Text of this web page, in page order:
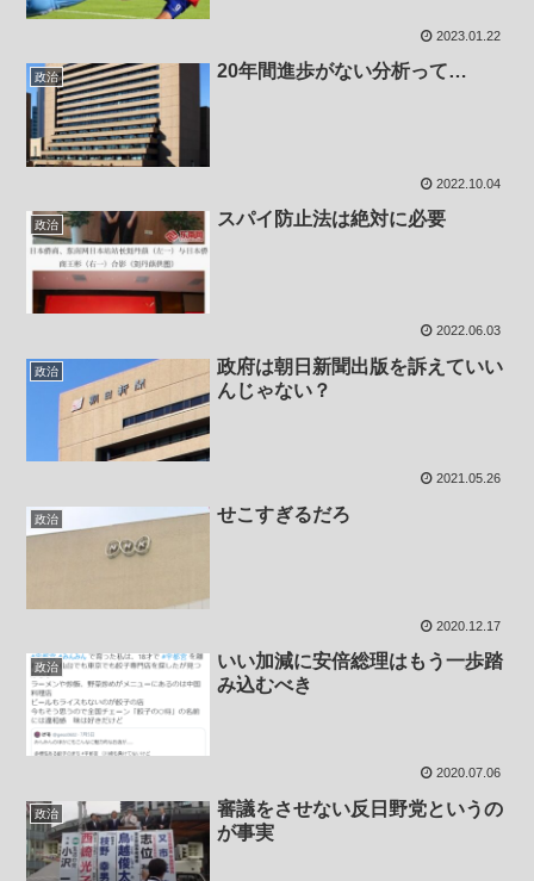
2023.01.22
政治 20年間進歩がない分析って…
2022.10.04
政治 スパイ防止法は絶対に必要
2022.06.03
政治
政府は朝日新聞出版を訴えていい
んじゃない？
2021.05.26
政治 せこすぎるだろ
2020.12.17
政治
いい加減に安倍総理はもう一歩踏
み込むべき
2020.07.06
政治
審議をさせない反日野党というの
が事実